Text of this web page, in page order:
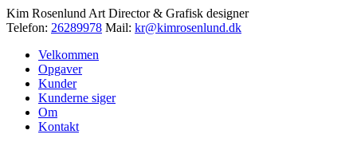
Kim Rosenlund Art Director & Grafisk designer
Telefon: 26289978 Mail: kr@kimrosenlund.dk
Velkommen
Opgaver
Kunder
Kunderne siger
Om
Kontakt